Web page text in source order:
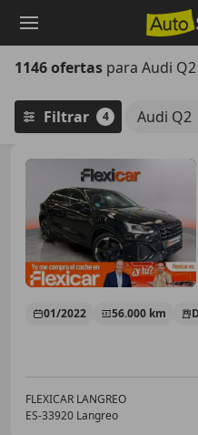
principal
1146 ofertas para Audi
Filtrar 4 Audi Q2
01/2022 56.000 km
FLEXICAR LANGREO
ES-33920 Langreo